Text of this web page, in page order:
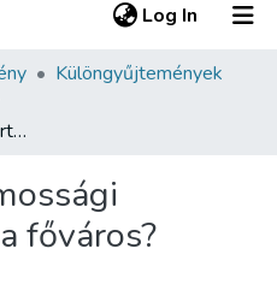
Log In (current)
Különgyűjtemények
A Magyar Villamossági tartalékjai : Hol a főváros?
főváros?